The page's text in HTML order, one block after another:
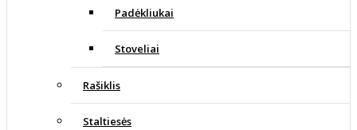
Padėkliukai
Stoveliai
Rašiklis
Staltiesės